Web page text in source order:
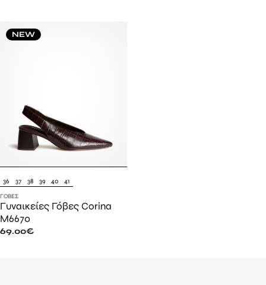
NEW
36 37 38 39 40 41
ΓΌΒΕΣ
Γυναικείες Γόβες Corina
M6670
69.00€